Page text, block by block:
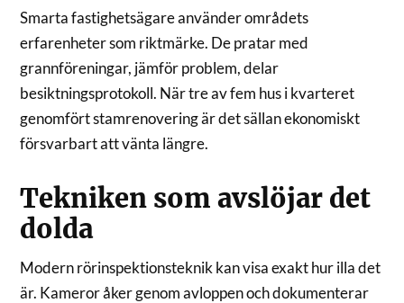
Smarta fastighetsägare använder områdets
erfarenheter som riktmärke. De pratar med
grannföreningar, jämför problem, delar
besiktningsprotokoll. När tre av fem hus i kvarteret
genomfört stamrenovering är det sällan ekonomiskt
försvarbart att vänta längre.
Tekniken som avslöjar det
dolda
Modern rörinspektionsteknik kan visa exakt hur illa det
är. Kameror åker genom avloppen och dokumenterar